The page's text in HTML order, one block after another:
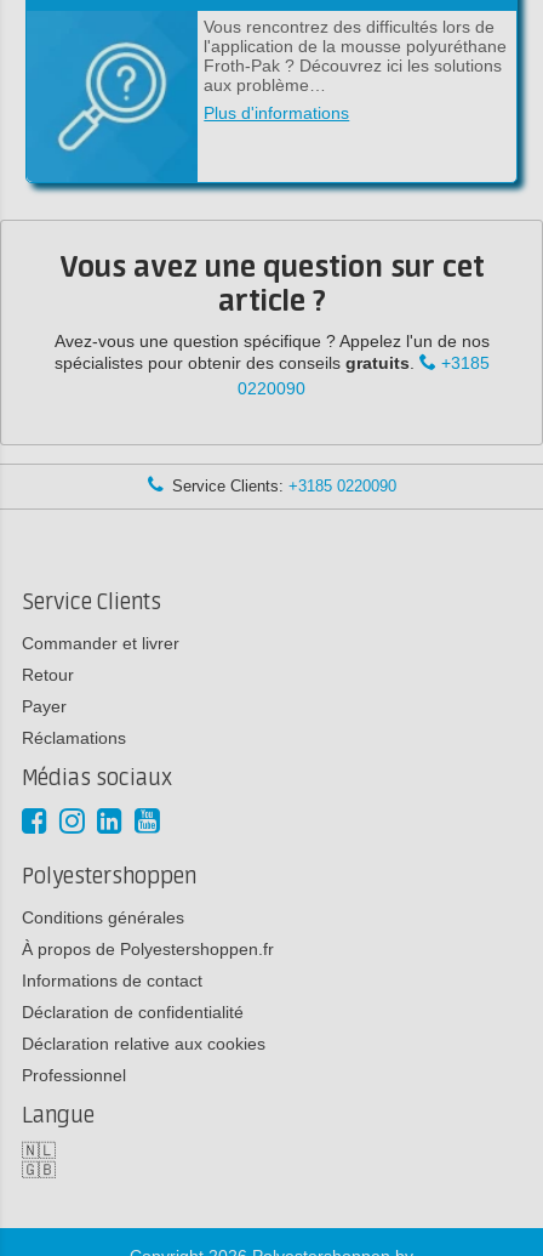
Vous rencontrez des difficultés lors de
l'application de la mousse polyuréthane
Froth-Pak ? Découvrez ici les solutions
aux problème…
Plus d'informations
Vous avez une question sur cet
article ?
Avez-vous une question spécifique ? Appelez l'un de nos
spécialistes pour obtenir des conseils gratuits
+3185
0220090
Service Clients: +3185 0220090
Service Clients
Commander et livrer
Retour
Payer
Réclamations
Médias sociaux
Polyestershoppen
Conditions générales
À propos de Polyestershoppen.fr
Informations de contact
Déclaration de confidentialité
Déclaration relative aux cookies
Professionnel
Langue
🇳🇱
🇬🇧